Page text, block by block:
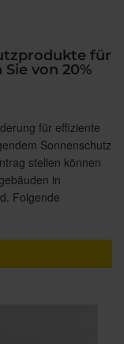
für
von 20%
für effiziente
Sonnenschutz
stellen können
in
Folgende